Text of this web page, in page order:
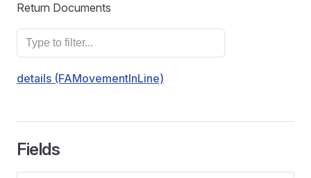
Return Documents
details (FAMovementInLine)
Fields